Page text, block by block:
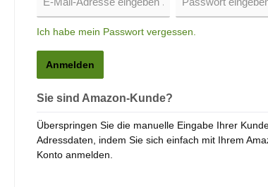
Ich habe mein Passwort vergessen.
Anmelden
Sie sind Amazon-Kunde?
Überspringen Sie die manuelle Eingabe Ihrer
Adressdaten, indem Sie sich einfach mit Ihrem
Konto anmelden.